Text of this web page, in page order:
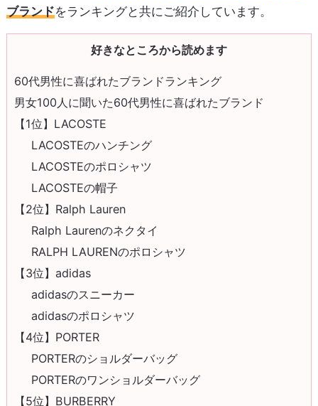
ブランドをランキングと共にご紹介しています。
好きなところから読めます
60代男性に喜ばれたブランドランキング
男女100人に聞いた60代男性に喜ばれたブランド
【1位】LACOSTE
LACOSTEのハンチング
LACOSTEのポロシャツ
LACOSTEの帽子
【2位】Ralph Lauren
Ralph Laurenのネクタイ
RALPH LAURENのポロシャツ
【3位】adidas
adidasのスニーカー
adidasのポロシャツ
【4位】PORTER
PORTERのショルダーバッグ
PORTERのワンショルダーバッグ
【5位】BURBERRY